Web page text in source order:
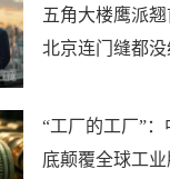
五角大楼鹰派翘
北京连门缝都没
“工厂的工厂”
底颠覆全球工业